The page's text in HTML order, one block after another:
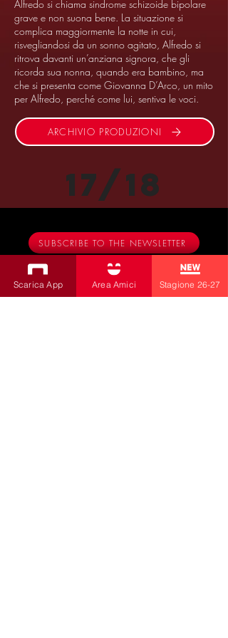
Alfredo si chiama sindrome schizoide bipolare
grave e non suona be­­­­­­ne. La situazione si
complica maggiormente la notte in cui,
risvegliandosi da un sonno agitato, Alfredo si
ritrova davanti un’anziana signora, che gli
ricorda sua nonna, quando era bambino, ma
che si presenta come Giovanna D’Arco, un mito
per Alfredo, perché come lui, sentiva le voci.
ARCHIVIO PRODUZIONI
17/18
SUBSCRIBE TO THE NEWSLETTER
Productions
Bobbio Theatre
Scarica App Area Amici Stagione 26-27